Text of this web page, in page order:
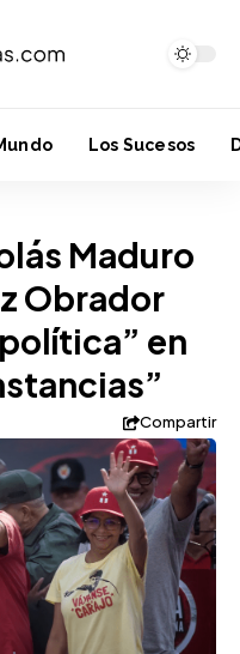
Los Sucesos
Maduro
Obrador
en
Compartir